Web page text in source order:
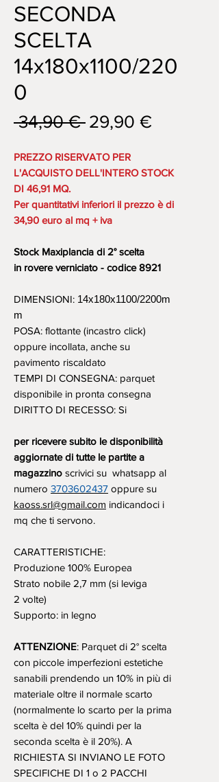
SECONDA
SCELTA
14x180x1100/220
0
34,90 € Prezzo
29,90 €Prezzo
PREZZO RISERVATO PER
L'ACQUISTO DELL'INTERO STOCK
DI 46,91 MQ.
Per quantitativi inferiori il prezzo è di
34,90 euro al mq + iva
Stock Maxiplancia di 2° scelta
in rovere verniciato - codice 8921
DIMENSIONI: 14x180x1100/2200m
m
POSA: flottante (incastro click)
oppure incollata, anche su
pavimento riscaldato
TEMPI DI CONSEGNA: parquet
disponibile in pronta consegna
DIRITTO DI RECESSO: Si
per ricevere subito le disponibilità
aggiornate di tutte le partite a
magazzino scrivici su whatsapp al
numero 3703602437 oppure su
kaoss.srl@gmail.com indicandoci i
mq che ti servono.
CARATTERISTICHE:
Produzione 100% Europea
Strato nobile 2,7 mm (si leviga
2 volte)
Supporto: in legno
ATTENZIONE: Parquet di 2° scelta
con piccole imperfezioni estetiche
sanabili prendendo un 10% in più di
materiale oltre il normale scarto
(normalmente lo scarto per la prima
scelta è del 10% quindi per la
seconda scelta è il 20%). A
RICHIESTA SI INVIANO LE FOTO
SPECIFICHE DI 1 o 2 PACCHI